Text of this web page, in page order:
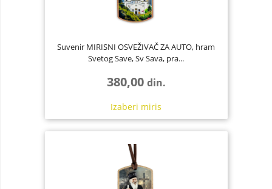
Suvenir MIRISNI OSVEŽIVAČ ZA AUTO, hram
Svetog Save, Sv Sava, pra...
380,00 din.
Izaberi miris